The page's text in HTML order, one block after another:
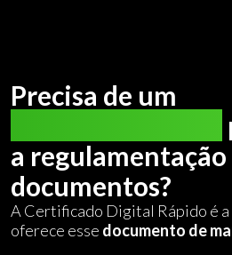
Precisa de um
a regulamentação
documentos?
A Certificado Digital Rápido é a
oferece esse documento de